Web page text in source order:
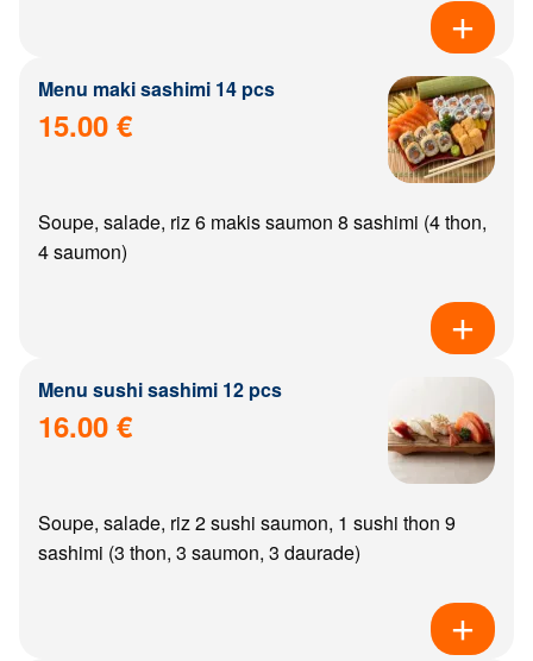
Menu maki sashimi 14 pcs
15.00 €
Soupe, salade, riz 6 makis saumon 8 sashimi (4 thon,
4 saumon)
Menu sushi sashimi 12 pcs
16.00 €
Soupe, salade, riz 2 sushi saumon, 1 sushi thon 9
sashimi (3 thon, 3 saumon, 3 daurade)